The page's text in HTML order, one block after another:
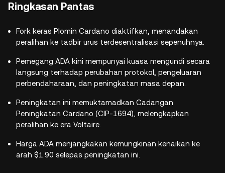
Ringkasan Pantas
Fork keras Plomin Cardano diaktifkan, menandakan
peralihan ke tadbir urus terdesentralisasi sepenuhnya.
Pemegang ADA kini mempunyai kuasa mengundi secara
langsung terhadap perubahan protokol, pengeluaran
perbendaharaan, dan peningkatan masa depan.
Peningkatan ini memuktamadkan Cadangan
Peningkatan Cardano (CIP-1694), melengkapkan
peralihan ke era Voltaire.
Harga ADA menjangkakan kemungkinan kenaikan ke
arah $1.90 selepas peningkatan ini.